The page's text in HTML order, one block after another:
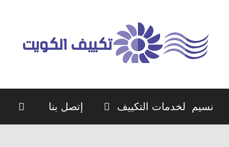
نسيم لخدمات التكييف إتصل بنا